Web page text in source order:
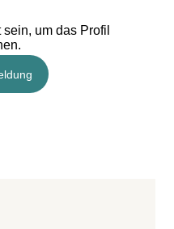
um das Profil